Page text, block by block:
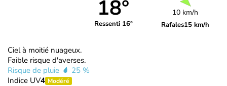
18°
Ressenti 16°
10 km/h
Rafales15 km/h
Ciel à moitié nuageux.
Faible risque d'averses.
Risque de pluie
25 %
Indice UV4 Modéré